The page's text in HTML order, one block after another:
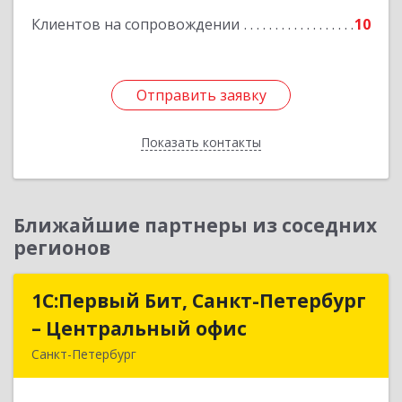
Клиентов на сопровождении 10
Отправить заявку
Показать контакты
Отправить заявку
Назад
Ближайшие партнеры из соседних
регионов
1С:Первый Бит, Санкт-Петербург
– Центральный офис
Санкт-Петербург
1С:Первый Бит, Санкт-Петербург
– Центральный офис